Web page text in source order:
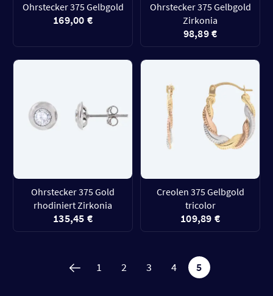
Ohrstecker 375 Gelbgold
169,00 €
Ohrstecker 375 Gelbgold
Zirkonia
98,89 €
Ohrstecker 375 Gold
rhodiniert Zirkonia
135,45 €
Creolen 375 Gelbgold
tricolor
109,89 €
1 2 3 4 5